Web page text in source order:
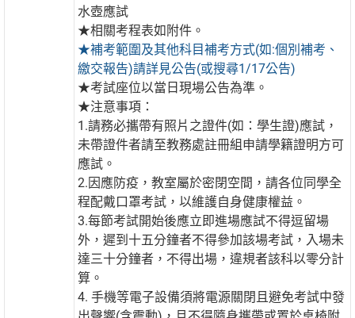
水壺應試
★相關考程表如附件。
★補考範圍及其他科目補考方式(如:個別補考、
繳交報告)請詳見公告(或搜尋1/17公告)
★考試座位以當日現場公告為準。
★注意事項：
1.請務必攜帶有照片之證件(如：學生證)應試，
未帶證件者請至教務處註冊組申請學籍證明方可
應試。
2.因應防疫，教室屬於密閉空間，請各位同學全
程配戴口罩考試，以維護自身健康權益。
3.每節考試開始後應立即進場應試不得逗留場
外，遲到十五分鐘者不得參加該場考試，入場未
達三十分鐘者，不得出場，違規者該科以零分計
算。
4. 手機等電子設備須將電源關閉且避免考試中發